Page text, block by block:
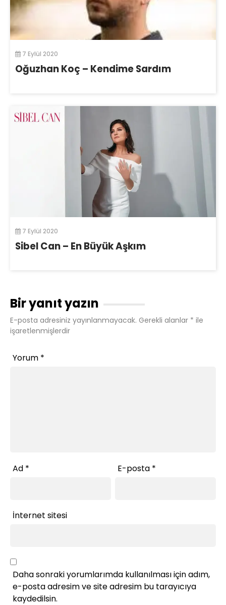
7 Eylül 2020
Oğuzhan Koç – Kendime Sardım
7 Eylül 2020
Sibel Can – En Büyük Aşkım
Bir yanıt yazın
E-posta adresiniz yayınlanmayacak. Gerekli alanlar * ile
işaretlenmişlerdir
Yorum *
Ad * E-posta *
İnternet sitesi
Daha sonraki yorumlarımda kullanılması için adım,
e-posta adresim ve site adresim bu tarayıcıya
kaydedilsin.